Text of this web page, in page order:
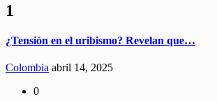
1
¿Tensión en el uribismo? Revelan que…
Colombia abril 14, 2025
0